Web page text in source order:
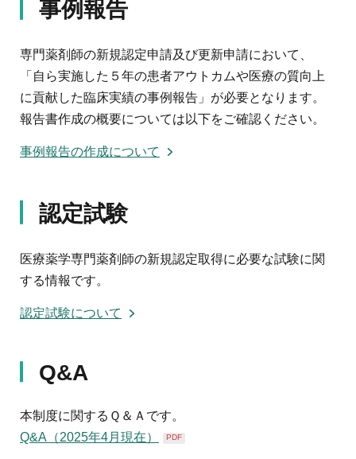
事例報告
専門薬剤師の新規認定申請及び更新申請において、
「自ら実施した５年の患者アウトカムや医療の質向上
に貢献した臨床実績の事例報告」が必要となります。
報告書作成の概要については以下をご確認ください。
事例報告の作成について
認定試験
医療薬学専門薬剤師の新規認定取得に必要な試験に関
する情報です。
認定試験について
Q&A
本制度に関するＱ＆Ａです。
Q&A（2025年4月現在）
PDF